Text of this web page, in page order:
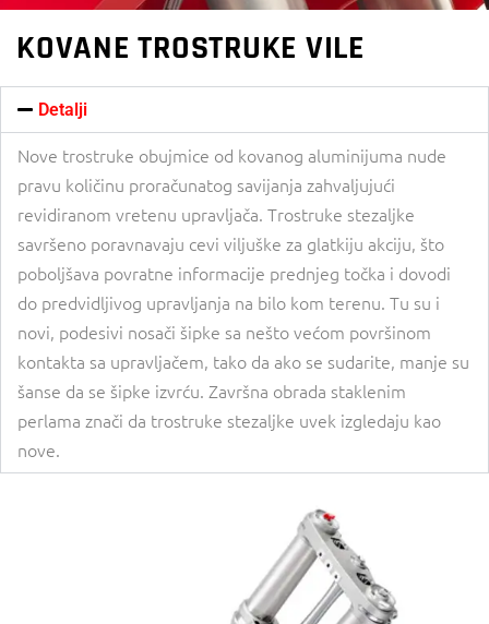
KOVANE TROSTRUKE VILE
Detalji
Nove trostruke obujmice od kovanog aluminijuma nude
pravu količinu proračunatog savijanja zahvaljujući
revidiranom vretenu upravljača. Trostruke stezaljke
savršeno poravnavaju cevi viljuške za glatkiju akciju, što
poboljšava povratne informacije prednjeg točka i dovodi
do predvidljivog upravljanja na bilo kom terenu. Tu su i
novi, podesivi nosači šipke sa nešto većom površinom
kontakta sa upravljačem, tako da ako se sudarite, manje su
šanse da se šipke izvrću. Završna obrada staklenim
perlama znači da trostruke stezaljke uvek izgledaju kao
nove.